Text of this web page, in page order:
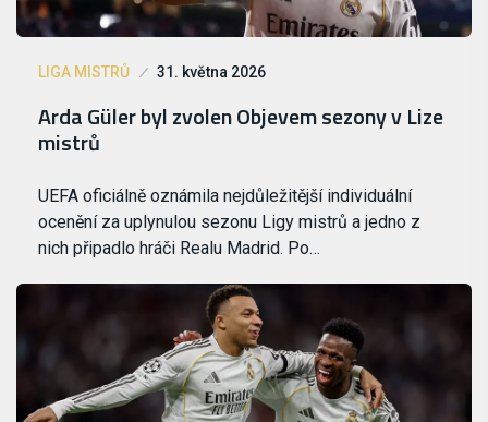
LIGA MISTRŮ 31. května 2026
Arda Güler byl zvolen Objevem sezony v Lize
mistrů
UEFA oficiálně oznámila nejdůležitější individuální
ocenění za uplynulou sezonu Ligy mistrů a jedno z
nich připadlo hráči Realu Madrid. Po…